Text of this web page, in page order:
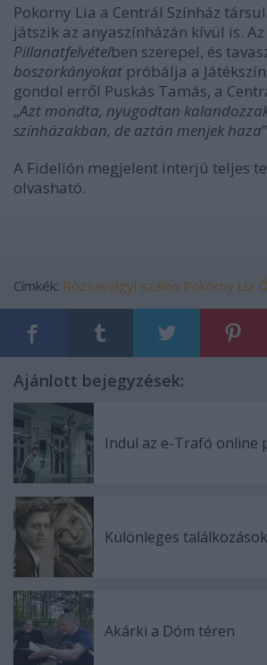
Pokorny Lia a Centrál Színház
játszik az anyaszínházán kívül is.
Pillanatfelvételben szerepel, és
boszorkányokat próbálja a
gondol erről Puskás Tamás, a
„Azt mondta, nyugodtan
színházakban, de aztán menjek haza
A Fidelión megjelent interjú teljes
olvasható.
Címkék: Rózsavölgyi szalon Pokorny Lia
Ajánlott bejegyzések:
Indul az e-Trafó online
Különleges
Akárki a Dóm téren